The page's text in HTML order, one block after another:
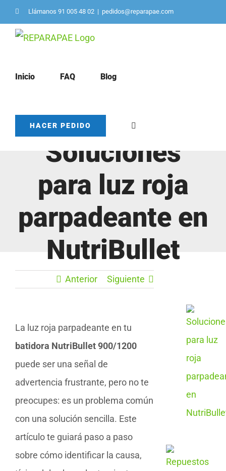
Saltar
al
Llámanos 91 005 48 02 | pedidos@reparapae.com
Inicio FAQ Blog
HACER PEDIDO
Soluciones
para luz roja
parpadeante en
NutriBullet
Anterior Siguiente
La luz roja parpadeante en tu
batidora NutriBullet 900/1200
puede ser una señal de
advertencia frustrante, pero no te
preocupes: es un problema común
con una solución sencilla. Este
artículo te guiará paso a paso
sobre cómo identificar la causa,